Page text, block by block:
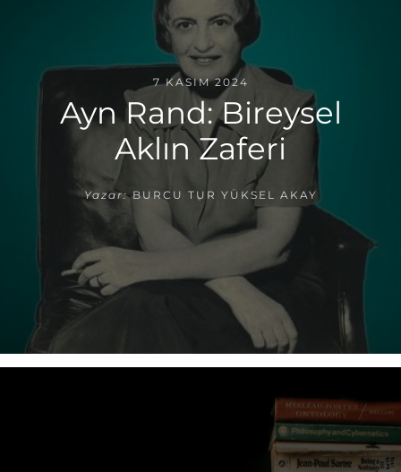
7 KASIM 2024
Ayn Rand: Bireysel
Aklın Zaferi
Yazar: BURCU TUR YÜKSEL AKAY